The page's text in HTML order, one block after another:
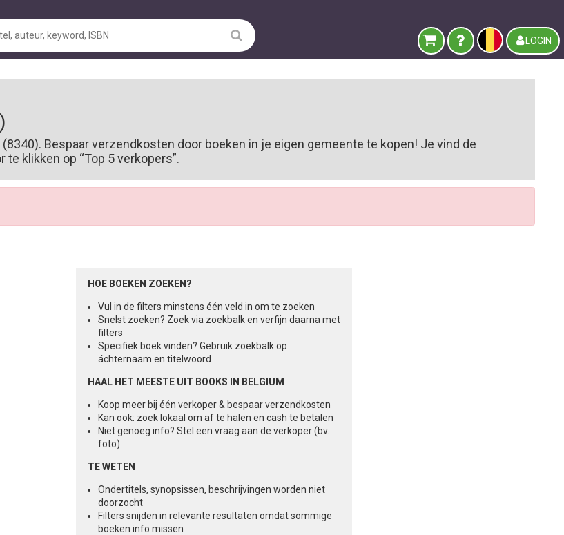
LOGIN
Bespaar verzendkosten door boeken in je eigen gemeente te kopen! Je vind de
klikken op “Top 5 verkopers”.
HOE BOEKEN ZOEKEN?
Vul in de filters minstens één veld in om te zoeken
Snelst zoeken? Zoek via zoekbalk en verfijn daarna met
filters
Specifiek boek vinden? Gebruik zoekbalk op
áchternaam en titelwoord
HAAL HET MEESTE UIT BOOKS IN BELGIUM
Koop meer bij één verkoper & bespaar verzendkosten
Kan ook: zoek lokaal om af te halen en cash te betalen
Niet genoeg info? Stel een vraag aan de verkoper (bv.
foto)
TE WETEN
Ondertitels, synopsissen, beschrijvingen worden niet
doorzocht
Filters snijden in relevante resultaten omdat sommige
boeken info missen